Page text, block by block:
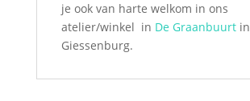
je ook van harte welkom in ons
atelier/winkel in De Graanbuurtin
Giessenburg.